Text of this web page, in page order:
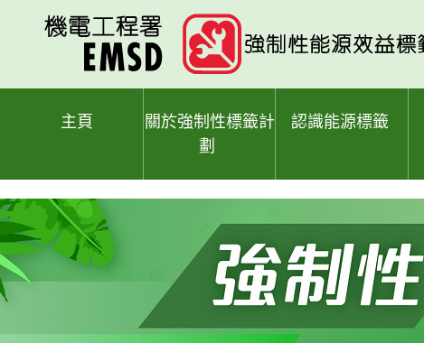
主頁
關於強制性標籤計
劃
認識能源標籤